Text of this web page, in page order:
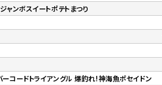
ャンボスイートポテトまつり
コードトライアングル 爆釣れ!神海魚ポセイドン